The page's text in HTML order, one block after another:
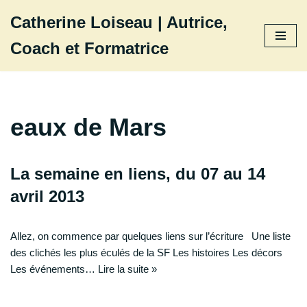
au
contenu
Catherine Loiseau | Autrice,
Coach et Formatrice
eaux de Mars
La semaine en liens, du 07 au 14
avril 2013
Allez, on commence par quelques liens sur l’écriture Une liste
des clichés les plus éculés de la SF Les histoires Les décors
Les événements… Lire la suite »